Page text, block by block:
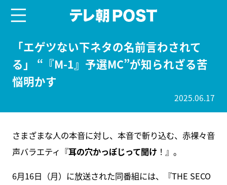
「エゲツない下ネタの名前言わされて
る」 “『M-1』予選MC”が知られざる苦
悩明かす
2025.06.17
さまざまな人の本音に対し、本音で斬り込む、赤裸々音
声バラエティ『耳の穴かっぽじって聞け ！』。
6月16日（月）に放送された同番組には、『THE SECO